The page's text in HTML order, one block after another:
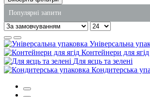
Популярні запити
одноразове столове приладдя
миючі засоби каталог
контейнер для суші купити
сміттєві пакети
Універсальна
Контейнери для ягід
Для яєць та зелені
Кондитерська